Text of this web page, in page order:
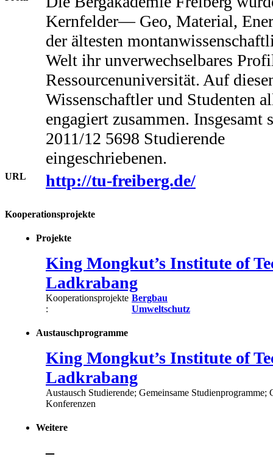
Kernfelder— Geo, Material,
der ältesten
Welt ihr unverwechselbares
Ressourcenuniversität. Auf
Wissenschaftler und Studenten
engagiert zusammen. Insgesamt
2011/12 5698 Studierende
eingeschriebenen.
URL http://tu-freiberg.de/
Kooperationsprojekte
Projekte
King Mongkut’s Institute of
Ladkrabang
Kooperationsprojekte
:
Bergbau
Umweltschutz
Austauschprogramme
King Mongkut’s Institute of
Ladkrabang
Austausch Studierende; Gemeinsame Studienprogramme;
Konferenzen
Weitere
–